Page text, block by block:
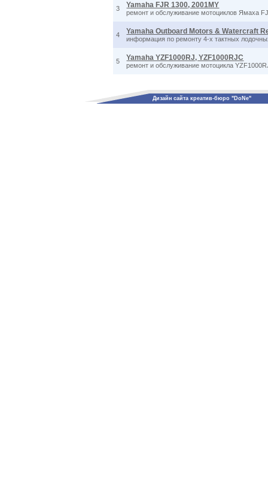
3 Yamaha FJR 1300, 2001MY
ремонт и обслуживание мотоциклов Ямаха
4 Yamaha Outboard Motors & Watercraft
информация по ремонту 4-х тактных
5 Yamaha YZF1000RJ, YZF1000RJC
ремонт и обслуживание мотоцикла
Дизайн сайта креатив-бюро "DoNe"